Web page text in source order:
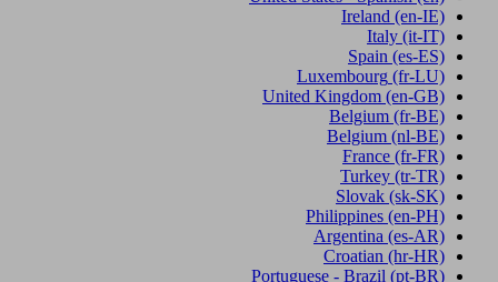
Ireland (en-IE)
Italy (it-IT)
Spain (es-ES)
Luxembourg (fr-LU)
United Kingdom (en-GB)
Belgium (fr-BE)
Belgium (nl-BE)
France (fr-FR)
Turkey (tr-TR)
Slovak (sk-SK)
Philippines (en-PH)
Argentina (es-AR)
Croatian (hr-HR)
Portuguese - Brazil (pt-BR)